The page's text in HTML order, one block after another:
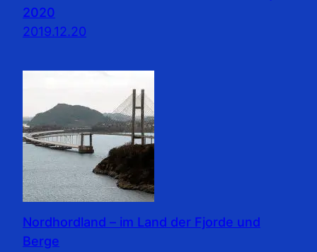
2020
2019.12.20
Nordhordland – im Land der Fjorde und
Berge